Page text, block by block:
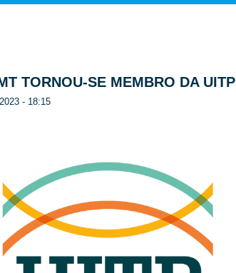
TORNOU-SE MEMBRO DA UITP
- 18:15